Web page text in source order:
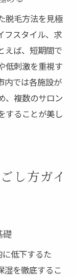
脱毛方法を見極
フスタイル、求
えば、短期間で
低刺激を重視す
内では各施設が
、複数のサロン
することが美し
し方ガイ
礎
低下するた
湿を徹底するこ